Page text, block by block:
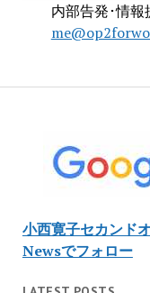
内部告発･情報
小西寛子セカンド
Newsでフォロー